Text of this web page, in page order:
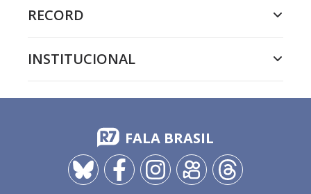
RECORD
INSTITUCIONAL
FALA BRASIL